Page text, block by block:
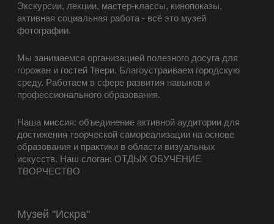
Экскурсии, лекции, мастер-классы, кинопоказы,
активная социальная работа - всё это музей
фотографии.
Мы занимаемся организацией полезного досуга для
горожан и гостей Твери. Благоустраиваем городскую
среду. Работаем в сфере развития навыков и
профессионального образования.
Наша миссия: объединение активной аудитории для
достижения творческой самореализации на основе
образования и практики в области визуальных
искусств. Наш слоган: ОТДЫХ ОБУЧЕНИЕ
ТВОРЧЕСТВО
Музей "Искра"